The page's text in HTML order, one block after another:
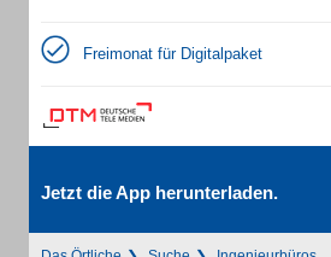
Freimonat für Digitalpaket
Jetzt die App herunterladen.